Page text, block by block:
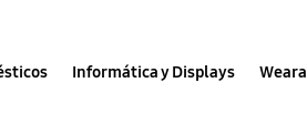
Informática y Displays